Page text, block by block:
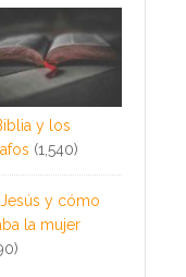
y los
(1,540)
Jesús y cómo
la mujer